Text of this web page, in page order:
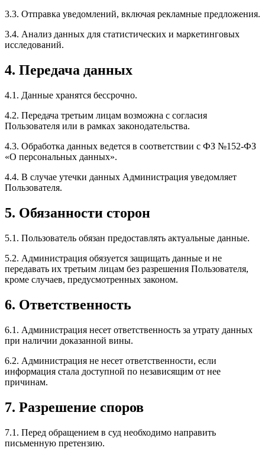
3.3. Отправка уведомлений, включая рекламные предложения.
3.4. Анализ данных для статистических и маркетинговых
исследований.
4. Передача данных
4.1. Данные хранятся бессрочно.
4.2. Передача третьим лицам возможна с согласия
Пользователя или в рамках законодательства.
4.3. Обработка данных ведется в соответствии с ФЗ №152-ФЗ
«О персональных данных».
4.4. В случае утечки данных Администрация уведомляет
Пользователя.
5. Обязанности сторон
5.1. Пользователь обязан предоставлять актуальные данные.
5.2. Администрация обязуется защищать данные и не
передавать их третьим лицам без разрешения Пользователя,
кроме случаев, предусмотренных законом.
6. Ответственность
6.1. Администрация несет ответственность за утрату данных
при наличии доказанной вины.
6.2. Администрация не несет ответственности, если
информация стала доступной по независящим от нее
причинам.
7. Разрешение споров
7.1. Перед обращением в суд необходимо направить
письменную претензию.